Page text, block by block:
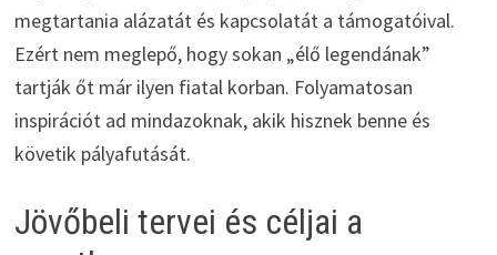
megtartania alázatát és kapcsolatát a támogatóival.
Ezért nem meglepő, hogy sokan „élő legendának”
tartják őt már ilyen fiatal korban. Folyamatosan
inspirációt ad mindazoknak, akik hisznek benne és
követik pályafutását.
Jövőbeli tervei és céljai a